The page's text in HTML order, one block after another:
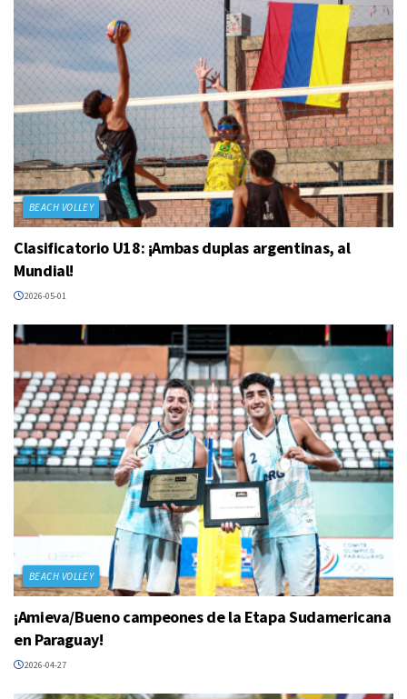
BEACH VOLLEY
Clasificatorio U18: ¡Ambas duplas argentinas, al
Mundial!
2026-05-01
BEACH VOLLEY
¡Amieva/Bueno campeones de la Etapa Sudamericana
en Paraguay!
2026-04-27